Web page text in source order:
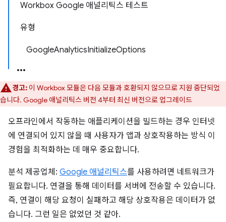
Workbox Google 애널리틱스 테스트
유형
GoogleAnalyticsInitializeOptions
경고: 이 Workbox 모듈은 다음 모듈과 호환되지 않으므로 지원 중단되었
습니다. Google 애널리틱스 버전 4부터 최신 버전으로 업그레이드
오프라인에서 작동하는 애플리케이션을 빌드하는 경우 인터넷
에 연결되어 있지 않을 때 사용자가 앱과 상호작용하는 방식 이
경험을 최적화하는 데 매우 중요합니다.
분석 제공업체: Google 애널리틱스를 사용하려면 네트워크가
필요합니다. 연결을 통해 데이터를 서버에 전송할 수 있습니다.
즉, 연결이 해당 요청이 실패하고 해당 상호작용은 데이터가 없
습니다. 그런 일은 없었던 것 같아.